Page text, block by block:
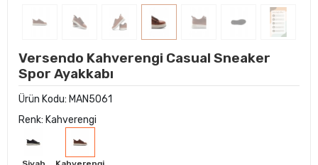
Versendo Kahverengi Casual Sneaker
Spor Ayakkabı
Ürün Kodu: MAN5061
Renk: Kahverengi